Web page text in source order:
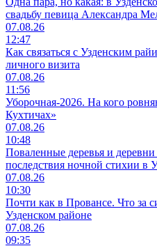
свадьбу певица Александра
07.08.26
12:47
Как связаться с Узденским
личного визита
07.08.26
11:56
Уборочная-2026. На кого
Кухтичах»
07.08.26
10:48
Поваленные деревья и деревни
последствия ночной стихии в
07.08.26
10:30
Почти как в Провансе. Что за
Узденском районе
07.08.26
09:35